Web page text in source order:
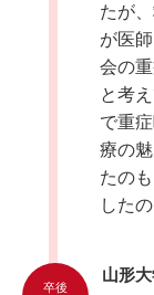
たが
が医
会の
と考
で重
療の
たの
した
卒後
山形